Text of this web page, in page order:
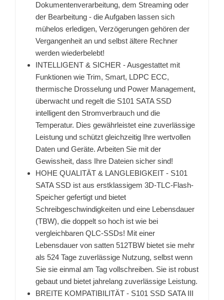
Dokumentenverarbeitung, dem Streaming oder
der Bearbeitung - die Aufgaben lassen sich
mühelos erledigen, Verzögerungen gehören der
Vergangenheit an und selbst ältere Rechner
werden wiederbelebt!
INTELLIGENT & SICHER - Ausgestattet mit
Funktionen wie Trim, Smart, LDPC ECC,
thermische Drosselung und Power Management,
überwacht und regelt die S101 SATA SSD
intelligent den Stromverbrauch und die
Temperatur. Dies gewährleistet eine zuverlässige
Leistung und schützt gleichzeitig Ihre wertvollen
Daten und Geräte. Arbeiten Sie mit der
Gewissheit, dass Ihre Dateien sicher sind!
HOHE QUALITÄT & LANGLEBIGKEIT - S101
SATA SSD ist aus erstklassigem 3D-TLC-Flash-
Speicher gefertigt und bietet
Schreibgeschwindigkeiten und eine Lebensdauer
(TBW), die doppelt so hoch ist wie bei
vergleichbaren QLC-SSDs! Mit einer
Lebensdauer von satten 512TBW bietet sie mehr
als 524 Tage zuverlässige Nutzung, selbst wenn
Sie sie einmal am Tag vollschreiben. Sie ist robust
gebaut und bietet jahrelang zuverlässige Leistung.
BREITE KOMPATIBILITÄT - S101 SSD SATA III